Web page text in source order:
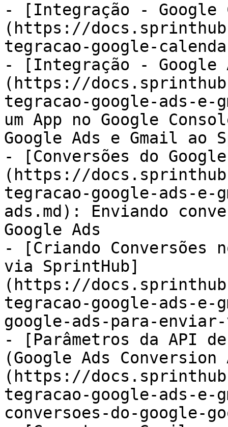
- [Integração - Google
(https://
tegracao-google-
- [Integração - Google
(https://
tegracao-google-ads-
um App no Google
Google Ads e Gmail ao
- [Conversões do
(https://
tegracao-google-ads-e-
ads.md): Enviando
Google Ads
- [Criando Conversões
via SprintHub]
(https://
tegracao-google-ads-e-
google-ads-para-
- [Parâmetros da API
(Google Ads
(https://
tegracao-google-ads-e-
conversoes-do-google-